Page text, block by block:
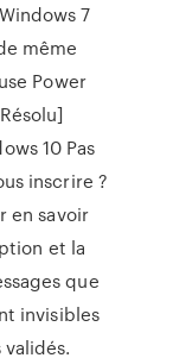
7
même
Power
10 Pas
inscrire ?
en savoir
et la
que
invisibles